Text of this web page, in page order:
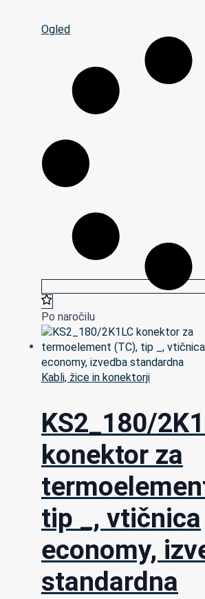
Ogled
Po naročilu
Kabli, žice in konektorji
KS2_180/
konektor za
tip _, vtičnica
economy,
standardna